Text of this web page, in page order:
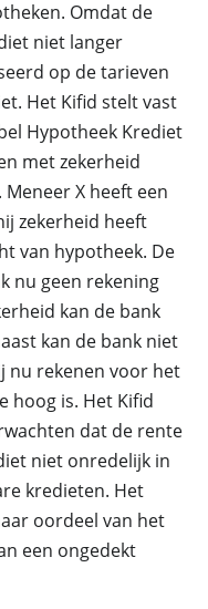
Omdat de
niet langer
op de tarieven
Het Kifid stelt vast
Hypotheek Krediet
met zekerheid
X heeft een
zekerheid heeft
van hypotheek. De
nu geen rekening
kan de bank
kan de bank niet
nu rekenen voor het
hoog is. Het Kifid
dat de rente
niet onredelijk in
kredieten. Het
oordeel van het
een ongedekt